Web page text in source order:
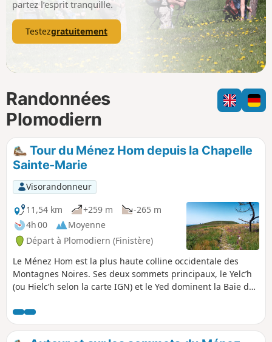
partez l’esprit tranquille.
Testezgratuitement
Randonnées
Plomodiern
Tour du Ménez Hom depuis la Chapelle
Sainte-Marie
Visorandonneur
11,54 km
+259 m
-265 m
4h 00
Moyenne
Départ à Plomodiern (Finistère)
Le Ménez Hom est la plus haute colline occidentale des
Montagnes Noires. Ses deux sommets principaux, le Yelc’h
(ou Hielc’h selon la carte IGN) et le Yed dominent la Baie de
par des sentiers parfois très discrets sur ses pentes et ses
sommets, et offre un vaste panorama entre la Vallée de
l’Aulne et le Parc Naturel Marin d'Iroise.